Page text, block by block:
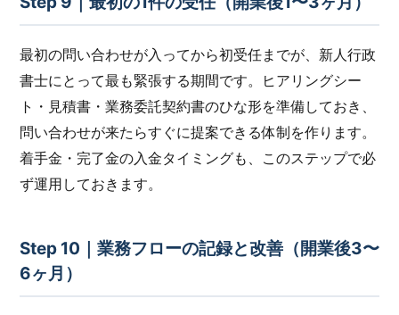
最初の問い合わせが入ってから初受任までが、新人行政
書士にとって最も緊張する期間です。ヒアリングシー
ト・見積書・業務委託契約書のひな形を準備しておき、
問い合わせが来たらすぐに提案できる体制を作ります。
着手金・完了金の入金タイミングも、このステップで必
ず運用しておきます。
Step 10｜業務フローの記録と改善（開業後3〜
6ヶ月）